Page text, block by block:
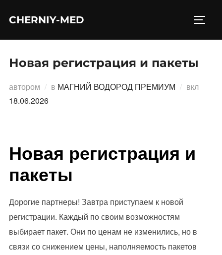
CHERNIY-MED
Новая регистрация и пакеты
автором в МАГНИЙ ВОДОРОД ПРЕМИУМ вкл
18.06.2026
Новая регистрация и
пакеты
Дорогие партнеры! Завтра приступаем к новой
регистрации. Каждый по своим возможностям
выбирает пакет. Они по ценам не изменились, но в
связи со снижением цены, наполняемость пакетов